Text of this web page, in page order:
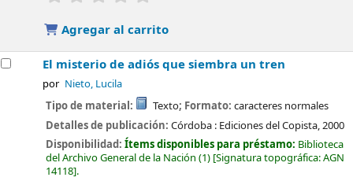
Agregar al carrito
El misterio de adiós que siembra un tren
por Nieto, Lucila
Tipo de material: Texto; Formato: caracteres normales
Detalles de publicación:Córdoba : Ediciones del Copista,2000
Disponibilidad:Ítems disponibles para préstamo: Biblioteca
del Archivo General de la Nación (1) Signatura topográfica:AGN
14118 .